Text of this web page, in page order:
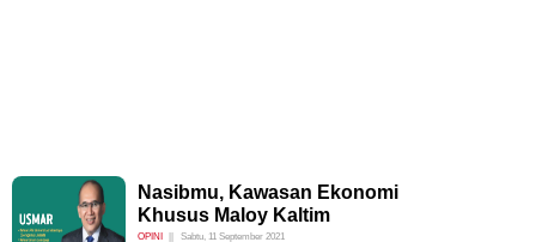
Nasibmu, Kawasan Ekonomi
Khusus Maloy Kaltim
OPINI Sabtu, 11 September 2021